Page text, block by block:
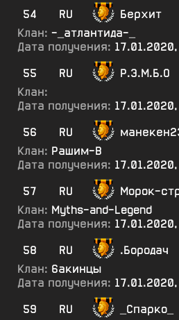
54
RU
Берхит
Клан: -_атлантида-_
Дата получения:
55
RU
Р.Э.М.Б.О
Клан:
Дата получения:
56
RU
Клан: Рашим-В
Дата получения:
57
RU
Морок-
Клан: Myths-and-Legend
Дата получения:
58
RU
.Бородач
Клан: 6акинцы
Дата получения:
59
RU
_Спарко_